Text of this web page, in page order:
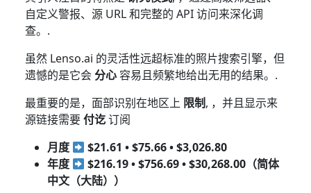
自定义警报、源 URL 和完整的 API 访问来深化调
查。.
虽然 Lenso.ai 的灵活性远超标准的照片搜索引擎，但
遗憾的是它会分心 容易且频繁地给出无用的结果。.
最重要的是，面部识别在地区上 限制, ，并且显示来
源链接需要付讫订阅
月度
$21.61 • $75.66 • $3,026.80
年度
$216.19 • $756.69 • $30,268.00（简体
中文（大陆））